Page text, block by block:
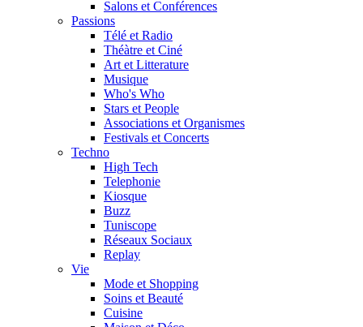
Salons et Conférences
Passions
Télé et Radio
Théàtre et Ciné
Art et Litterature
Musique
Who's Who
Stars et People
Associations et Organismes
Festivals et Concerts
Techno
High Tech
Telephonie
Kiosque
Buzz
Tuniscope
Réseaux Sociaux
Replay
Vie
Mode et Shopping
Soins et Beauté
Cuisine